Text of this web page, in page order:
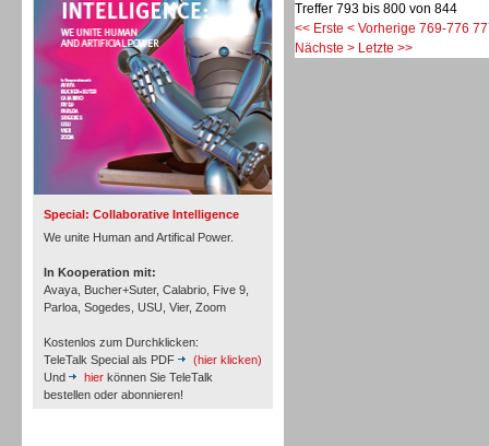
Special: Collaborative Intelligence
We unite Human and Artifical Power.
In Kooperation mit:
Avaya, Bucher+Suter, Calabrio, Five 9,
Parloa, Sogedes, USU, Vier, Zoom
Kostenlos zum Durchklicken:
TeleTalk Special als PDF
(hier klicken)
Und
hier können Sie TeleTalk
bestellen oder abonnieren!
Inbound
Treffer 793 bis 800 von 844
<< Erste < Vorherige 769-776
Nächste > Letzte >>